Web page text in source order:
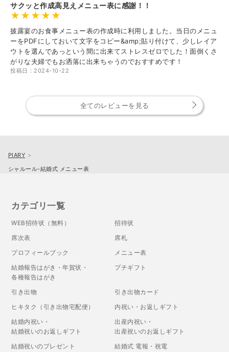
サクッと作成高見えメニュー表に感謝！！
披露宴のお食事メニュー表の作成時に利用しました。当日のメニュ
ーをPDFにしておいて文字をコピー&amp;貼り付けて、少しレイア
ウトを選んであっという間に出来てストレスゼロでした！面倒くさ
がりな夫婦でもお洒落に出来ちゃうのでおすすめです！
投稿日：2024-10-22
全てのレビューを見る
PIARY
シャルール-結婚式 メニュー表
カテゴリ一覧
WEB招待状（無料）
招待状
席次表
席札
プロフィールブック
メニュー表
結婚報告はがき・年賀状・
各種報告はがき
プチギフト
引き出物
引き出物カード
ヒキタク（引き出物宅配便）
内祝い・お返しギフト
結婚内祝い・
結婚祝いのお返しギフト
出産内祝い・
出産祝いのお返しギフト
結婚祝いのプレゼント
結婚式 電報・祝電